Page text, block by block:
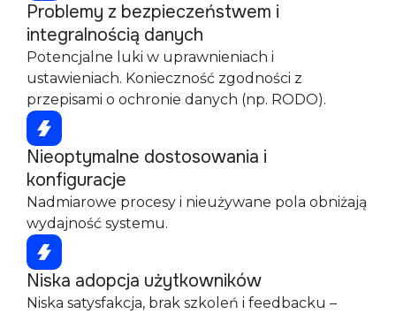
Problemy z bezpieczeństwem i
integralnością danych
Potencjalne luki w uprawnieniach i
ustawieniach. Konieczność zgodności z
przepisami o ochronie danych (np. RODO).
Nieoptymalne dostosowania i
konfiguracje
Nadmiarowe procesy i nieużywane pola obniżają
wydajność systemu.
Niska adopcja użytkowników
Niska satysfakcja, brak szkoleń i feedbacku –